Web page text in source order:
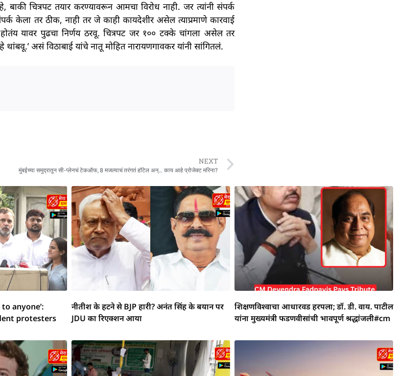
चित्रपट तयार करण्यावरून आमचा विरोध नाही. जर त्यांनी संपर्क
केला तर ठीक, नाही तर जे काही कायदेशीर असेल त्याप्रमाणे कारवाई
यावर पुढचा निर्णय ठरवू. चित्रपट जर १०० टक्के चांगला असेल तर
असं विठाबाई यांचे नातू मोहित नारायणगावकर यांनी सांगितलं.
NEXT
मुंबईच्या समुद्रातून सी-प्लेनचं टेकऑफ, 8 मजल्याचं तरंगतं हॉटेल अन्… काय आहे प्रोजेक्ट मरिना?
anyone’:
protesters
नीतीश के हटने से BJP हारी? अनंत सिंह के बयान पर
JDU का रिएक्शन आया
शिक्षणविश्वाचा आधारवड हरपला; डॉ. डी. वाय. पाटील
यांना मुख्यमंत्री फडणवीसांची भावपूर्ण श्रद्धांजली#cm